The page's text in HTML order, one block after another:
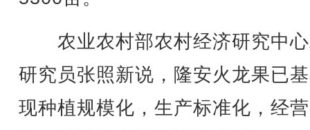
农业农村部农村经济研究中
研究员张照新说，隆安火龙果已
现种植规模化，生产标准化，经